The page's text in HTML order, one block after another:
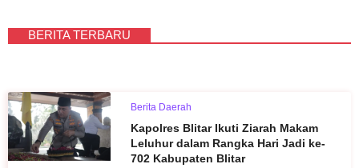
BERITA TERBARU
Berita Daerah
Kapolres Blitar Ikuti Ziarah Makam
Leluhur dalam Rangka Hari Jadi ke-
702 Kabupaten Blitar